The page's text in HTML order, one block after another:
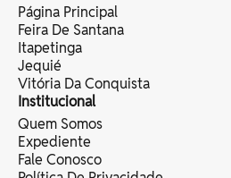
Página Principal
Feira De Santana
Itapetinga
Jequié
Vitória Da Conquista
Institucional
Quem Somos
Expediente
Fale Conosco